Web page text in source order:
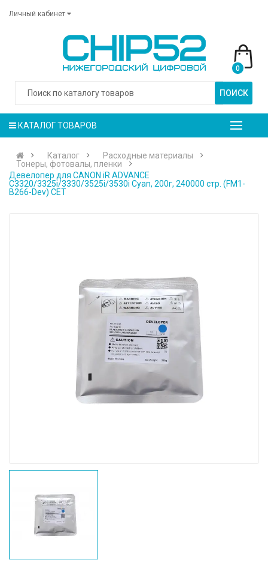
Личный кабинет
ПОИСК
0
КАТАЛОГ ТОВАРОВ
Каталог
Расходные материалы
Тонеры, фотовалы, пленки
Девелопер для CANON iR ADVANCE
C3320/3325i/3330/3525i/3530i Cyan, 200г, 240000 стр. (FM1-
B266-Dev) CET